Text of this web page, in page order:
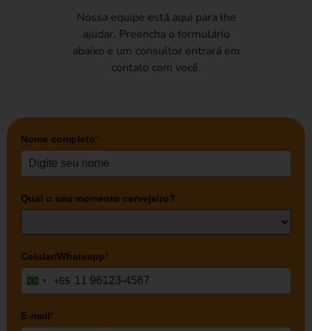
Nossa equipe está aqui para lhe
ajudar. Preencha o formulário
abaixo e um consultor entrará em
contato com você.
Nome completo*
Qual o seu momento cervejeiro?
Celular/Whatsapp*
Brazil +55
+55
E-mail*